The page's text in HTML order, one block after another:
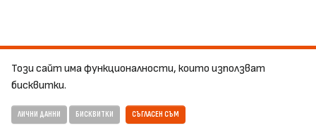
Този сайт има функционалности, които използват
бисквитки.
ЛИЧНИ ДАННИ БИСКВИТКИ СЪГЛАСЕН СЪМ